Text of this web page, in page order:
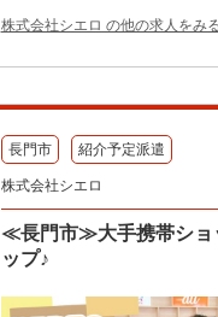
株式会社シエロ の他の求人をみ
長門市 紹介予定派遣
株式会社シエロ
≪長門市≫大手携帯ショ
ップ♪